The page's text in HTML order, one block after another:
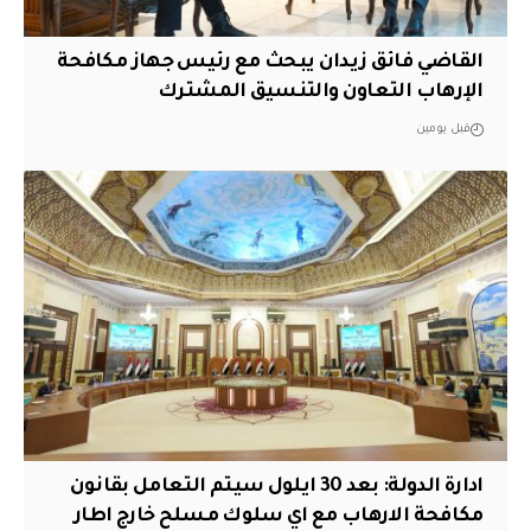
القاضي فائق زيدان يبحث مع رئيس جهاز مكافحة
الإرهاب التعاون والتنسيق المشترك
قبل يومين
ادارة الدولة: بعد 30 ايلول سيتم التعامل بقانون
مكافحة الارهاب مع اي سلوك مسلح خارج اطار